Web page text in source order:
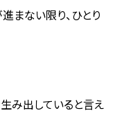
まない限り、ひとり
み出していると言え